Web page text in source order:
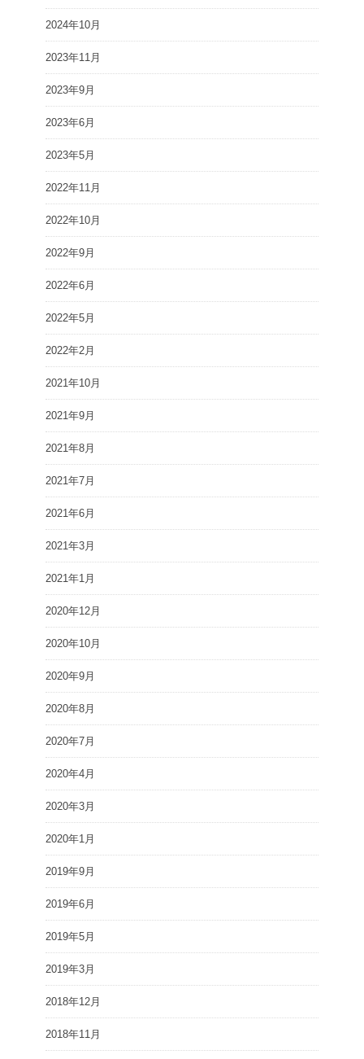
2024年10月
2023年11月
2023年9月
2023年6月
2023年5月
2022年11月
2022年10月
2022年9月
2022年6月
2022年5月
2022年2月
2021年10月
2021年9月
2021年8月
2021年7月
2021年6月
2021年3月
2021年1月
2020年12月
2020年10月
2020年9月
2020年8月
2020年7月
2020年4月
2020年3月
2020年1月
2019年9月
2019年6月
2019年5月
2019年3月
2018年12月
2018年11月